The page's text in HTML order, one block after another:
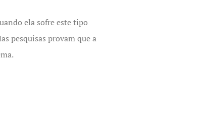
ela sofre este tipo
pesquisas provam que a